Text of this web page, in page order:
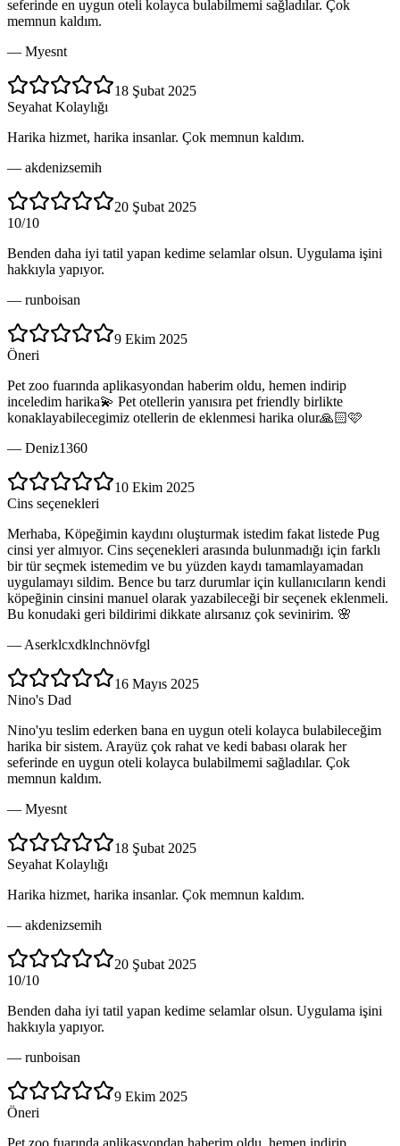
seferinde en uygun oteli kolayca bulabilmemi sağladılar. Çok
memnun kaldım.
— Myesnt
18 Şubat 2025
Seyahat Kolaylığı
Harika hizmet, harika insanlar. Çok memnun kaldım.
— akdenizsemih
20 Şubat 2025
10/10
Benden daha iyi tatil yapan kedime selamlar olsun. Uygulama işini
hakkıyla yapıyor.
— runboisan
9 Ekim 2025
Öneri
Pet zoo fuarında aplikasyondan haberim oldu, hemen indirip
inceledim harika💫 Pet otellerin yanısıra pet friendly birlikte
konaklayabilecegimiz otellerin de eklenmesi harika olur🙏🏻🩷
— Deniz1360
10 Ekim 2025
Cins seçenekleri
Merhaba, Köpeğimin kaydını oluşturmak istedim fakat listede Pug
cinsi yer almıyor. Cins seçenekleri arasında bulunmadığı için farklı
bir tür seçmek istemedim ve bu yüzden kaydı tamamlayamadan
uygulamayı sildim. Bence bu tarz durumlar için kullanıcıların kendi
köpeğinin cinsini manuel olarak yazabileceği bir seçenek eklenmeli.
Bu konudaki geri bildirimi dikkate alırsanız çok sevinirim. 🌸
— Aserklcxdklnchnövfgl
16 Mayıs 2025
Nino's Dad
Nino'yu teslim ederken bana en uygun oteli kolayca bulabileceğim
harika bir sistem. Arayüz çok rahat ve kedi babası olarak her
seferinde en uygun oteli kolayca bulabilmemi sağladılar. Çok
memnun kaldım.
— Myesnt
18 Şubat 2025
Seyahat Kolaylığı
Harika hizmet, harika insanlar. Çok memnun kaldım.
— akdenizsemih
20 Şubat 2025
10/10
Benden daha iyi tatil yapan kedime selamlar olsun. Uygulama işini
hakkıyla yapıyor.
— runboisan
9 Ekim 2025
Öneri
Pet zoo fuarında aplikasyondan haberim oldu, hemen indirip